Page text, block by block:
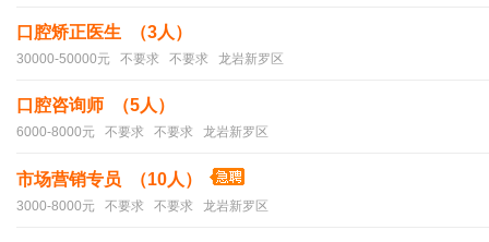
口腔矫正医生 （3人）
30000-50000元 不要求 不要求 龙岩新罗区
口腔咨询师 （5人）
6000-8000元 不要求 不要求 龙岩新罗区
市场营销专员 （10人）
3000-8000元 不要求 不要求 龙岩新罗区